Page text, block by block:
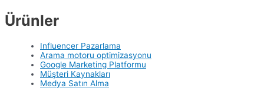
Ürünler
Influencer Pazarlama
Arama motoru optimizasyonu
Google Marketing Platformu
Müşteri Kaynakları
Medya Satın Alma